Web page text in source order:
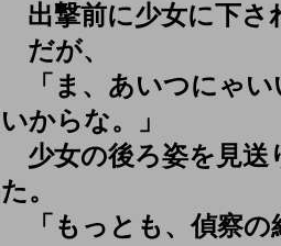
出撃前に少女に下さ
だが、
「ま、あいつにゃい
いからな。」
少女の後ろ姿を見送
た。
「もっとも、偵察の